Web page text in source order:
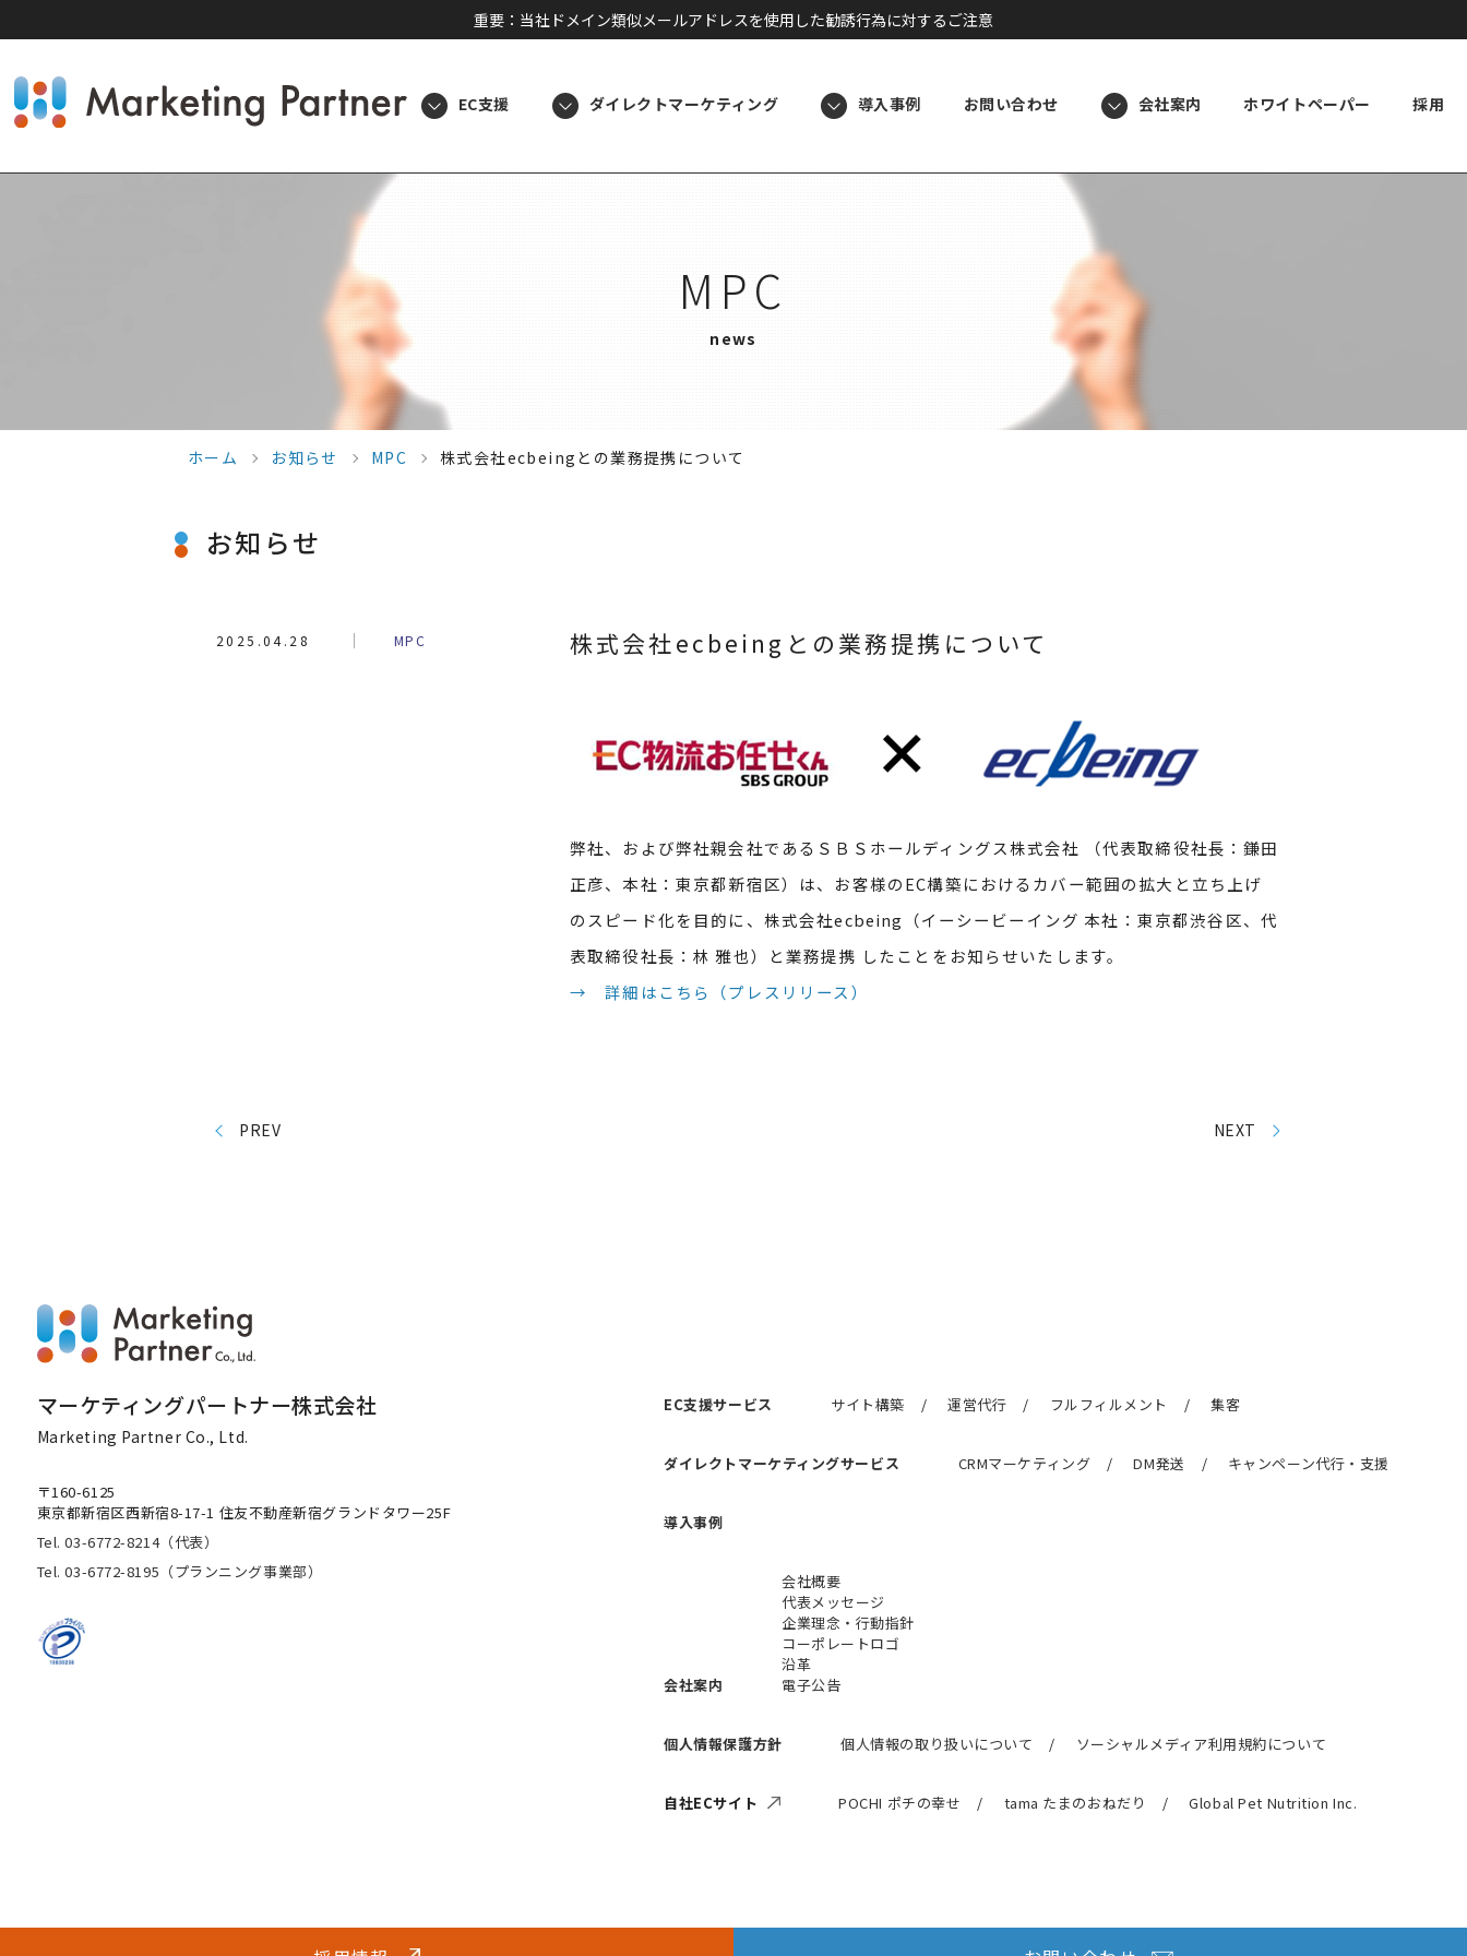
重要：当社ドメイン類似メールアドレスを使用した勧誘行為に対するご注意
EC支援 ダイレクトマーケティング 導入事例 お問い合わせ 会社案内 ホワイトペーパー 採用
MPC
news
ホーム お知らせ MPC 株式会社ecbeingとの業務提携について
お知らせ
2025.04.28 MPC 株式会社ecbeingとの業務提携について
弊社、および弊社親会社であるＳＢＳホールディングス株式会社 （代表取締役社長：鎌田
正彦、本社：東京都新宿区）は、お客様のEC構築におけるカバー範囲の拡大と立ち上げ
のスピード化を目的に、株式会社ecbeing（イーシービーイング 本社：東京都渋谷区、代
表取締役社長：林 雅也）と業務提携 したことをお知らせいたします。
→ 詳細はこちら（プレスリリース）
PREV NEXT
マーケティングパートナー株式会社
Marketing Partner Co., Ltd.
〒160-6125
東京都新宿区西新宿8-17-1 住友不動産新宿グランドタワー25F
Tel. 03-6772-8214（代表）
Tel. 03-6772-8195（プランニング事業部）
EC支援サービス サイト構築 運営代行 フルフィルメント 集客
ダイレクトマーケティングサービス CRMマーケティング DM発送 キャンペーン代行・支援
導入事例
会社案内
会社概要
代表メッセージ
企業理念・行動指針
コーポレートロゴ
沿革
電子公告
個人情報保護方針 個人情報の取り扱いについて ソーシャルメディア利用規約について
自社ECサイト POCHI ポチの幸せ tama たまのおねだり Global Pet Nutrition Inc.